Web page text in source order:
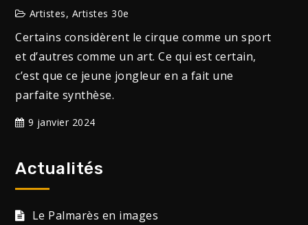
Artistes, Artistes 30e
Certains considèrent le cirque comme un sport
et d’autres comme un art. Ce qui est certain,
c’est que ce jeune jongleur en a fait une
parfaite synthèse.
9 janvier 2024
Actualités
Le Palmarès en images